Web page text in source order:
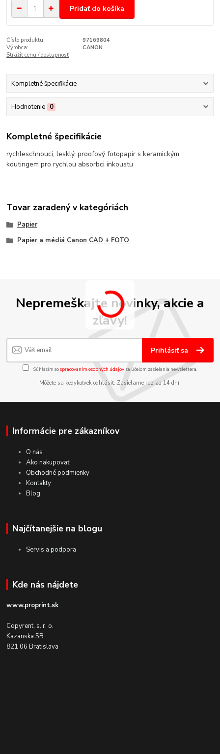
Pridať do košíka
Číslo produktu:
97169804
Výrobca:
CANON
Strážiť cenu / dostupnosť
Kompletné špecifikácie
Hodnotenie 0
Kompletné špecifikácie
rychleschnoucí, lesklý, proofový fotopapír s keramickým
koutingem pro rychlou absorbci inkoustu
Tovar zaradený v kategóriách
Papier
Papier a médiá Canon CAD + FOTO
Nepremeškajte novinky, akcie a
zľavy!
Prihlásiť sa
Súhlasím sospracovaním osobných údajov za účelom zasielania newslettera.
Môžete sa kedykoľvek odhlásiť. Zasielame raz za 14 dní.
Informácie pre zákazníkov
O nás
Ako nakupovať
Obchodné podmienky
Kontakty
Blog
Najčítanejšie na blogu
Servis a podpora
Kde nás nájdete
www.proprint.sk
Copyrent, s. r. o.
Kazanska 5B
821 06 Bratislava